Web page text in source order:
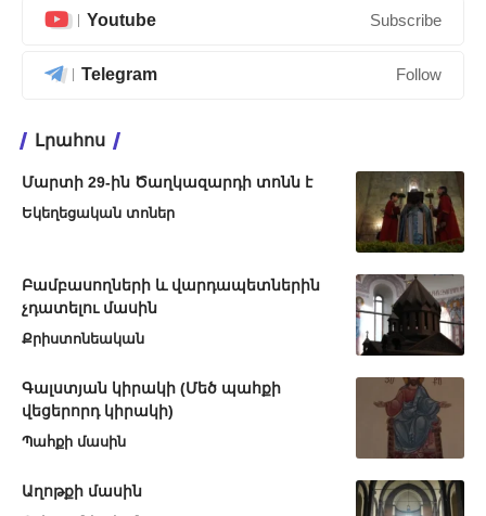
Youtube Subscribe
Telegram Follow
Լրահոս
Մարտի 29-ին Ծաղկազարդի տոնն է
Եկեղեցական տոներ
Բամբասողների և վարդապետներին
չդատելու մասին
Քրիստոնեական
Գալստյան կիրակի (Մեծ պահքի
վեցերորդ կիրակի)
Պահքի մասին
Աղոթքի մասին